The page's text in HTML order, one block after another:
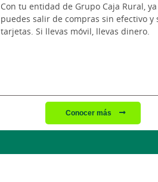
Con tu entidad de Grupo Caja Rural, ya
puedes salir de compras sin efectivo y
tarjetas. Si llevas móvil, llevas dinero.
Conocer más